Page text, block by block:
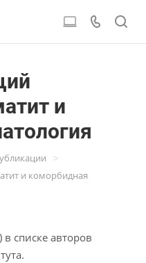
и
>
и коморбидная
) в списке авторов